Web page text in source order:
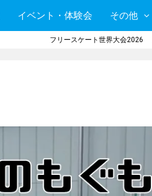
イベント・体験会 その他
フリースケート世界大会2026